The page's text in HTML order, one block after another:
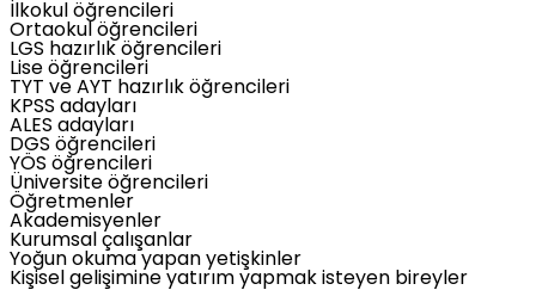
İlkokul öğrencileri
Ortaokul öğrencileri
LGS hazırlık öğrencileri
Lise öğrencileri
TYT ve AYT hazırlık öğrencileri
KPSS adayları
ALES adayları
DGS öğrencileri
YÖS öğrencileri
Üniversite öğrencileri
Öğretmenler
Akademisyenler
Kurumsal çalışanlar
Yoğun okuma yapan yetişkinler
Kişisel gelişimine yatırım yapmak isteyen bireyler